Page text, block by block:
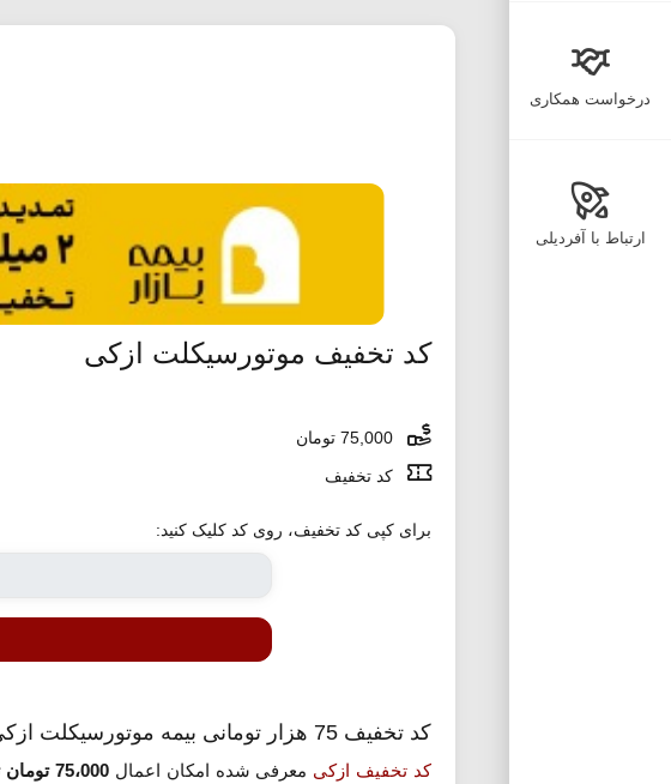
درخواست همکاری
ارتباط با آفردیلی
کد تخفیف موتورسیکلت ازکی
کد تخفیف
برای کپی کد تخفیف، روی کد کلیک کنید:
کد تخفیف 75 هزار تومانی بیمه موتورسیکلت ازکی
کد تخفیف ازکی معرفی شده امکان اعمال75،000 تومان تخفیف